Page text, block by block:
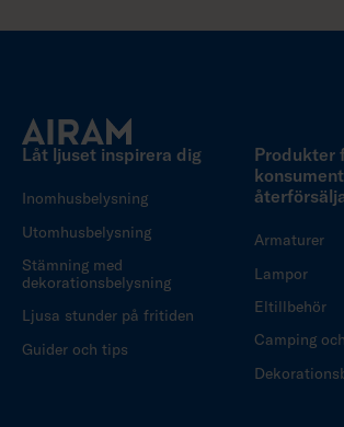
Låt ljuset inspirera dig
Inomhusbelysning
Utomhusbelysning
Stämning med
dekorationsbelysning
Ljusa stunder på fritiden
Guider och tips
Produkter
Armaturer
Lampor
Eltillbehör
Camping